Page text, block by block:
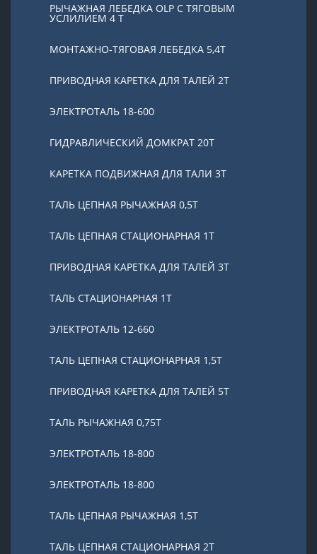
РЫЧАЖНАЯ ЛЕБЕДКА OLP С ТЯГОВЫМ
УСЛИЛИЕМ 4 Т
МОНТАЖНО-ТЯГОВАЯ ЛЕБЕДКА 5,4Т
ПРИВОДНАЯ КАРЕТКА ДЛЯ ТАЛЕЙ 2Т
ЭЛЕКТРОТАЛЬ 18-600
ГИДРАВЛИЧЕСКИЙ ДОМКРАТ 20T
КАРЕТКА ПОДВИЖНАЯ ДЛЯ ТАЛИ 3Т
ТАЛЬ ЦЕПНАЯ РЫЧАЖНАЯ 0,5Т
ТАЛЬ ЦЕПНАЯ СТАЦИОНАРНАЯ 1Т
ПРИВОДНАЯ КАРЕТКА ДЛЯ ТАЛЕЙ 3Т
ТАЛЬ СТАЦИОНАРНАЯ 1Т
ЭЛЕКТРОТАЛЬ 12-660
ТАЛЬ ЦЕПНАЯ СТАЦИОНАРНАЯ 1,5Т
ПРИВОДНАЯ КАРЕТКА ДЛЯ ТАЛЕЙ 5Т
ТАЛЬ РЫЧАЖНАЯ 0,75Т
ЭЛЕКТРОТАЛЬ 18-800
ЭЛЕКТРОТАЛЬ 18-800
ТАЛЬ ЦЕПНАЯ РЫЧАЖНАЯ 1,5Т
ТАЛЬ ЦЕПНАЯ СТАЦИОНАРНАЯ 2Т